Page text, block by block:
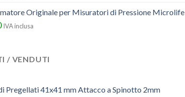
Originale per Misuratori di Pressione Microlife
IVA inclusa
/ VENDUTI
Pregellati 41x41 mm Attacco a Spinotto 2mm